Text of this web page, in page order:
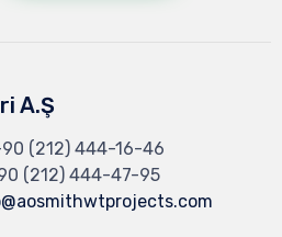
A.Ş
(212) 444-16-46
(212) 444-47-95